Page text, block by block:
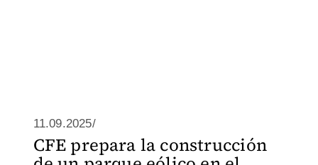
11.09.2025/
CFE prepara la construcción